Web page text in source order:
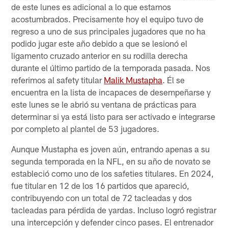
de este lunes es adicional a lo que estamos
acostumbrados. Precisamente hoy el equipo tuvo de
regreso a uno de sus principales jugadores que no ha
podido jugar este año debido a que se lesionó el
ligamento cruzado anterior en su rodilla derecha
durante el último partido de la temporada pasada. Nos
referimos al safety titular Malik Mustapha. Él se
encuentra en la lista de incapaces de desempeñarse y
este lunes se le abrió su ventana de prácticas para
determinar si ya está listo para ser activado e integrarse
por completo al plantel de 53 jugadores.
Aunque Mustapha es joven aún, entrando apenas a su
segunda temporada en la NFL, en su año de novato se
estableció como uno de los safeties titulares. En 2024,
fue titular en 12 de los 16 partidos que apareció,
contribuyendo con un total de 72 tacleadas y dos
tacleadas para pérdida de yardas. Incluso logró registrar
una intercepción y defender cinco pases. El entrenador